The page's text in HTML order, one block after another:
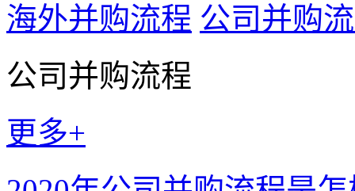
海外并购流程 公司并购
公司并购流程
更多+